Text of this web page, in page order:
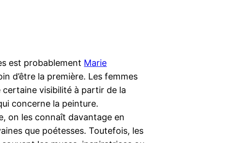
est probablement Marie
d’être la première. Les femmes
visibilité à partir de la
concerne la peinture.
on les connaît davantage en
que poétesses. Toutefois, les